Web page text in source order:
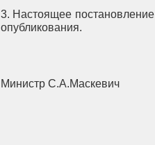
3. Настоящее
опубликования.
Министр С.А.Маскевич